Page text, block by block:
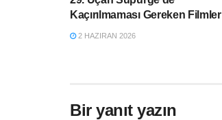
Kaçırılmaması Gereken Filmler
2 HAZIRAN 2026
Bir yanıt yazın